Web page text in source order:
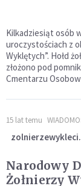
Kilkadziesiąt osób
uroczystościach z
Wyklętych”. Hołd
złożono pod
Cmentarzu
15 lat temu
Narodowy
Żołnierzy